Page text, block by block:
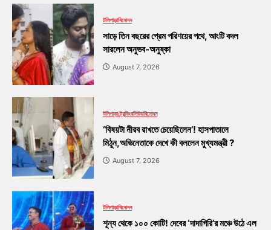
টলিপাড়াবিনোদন
সাড়ে তিন বছরের প্রেম পরিণয়ের পথে, আংটি বদল
সারলেন অনুভব-অনুষ্কা
August 7, 2026
টলিপাড়াট্রেন্ডিংবলিউডবিনোদন
‘বিষয়টা নীরব রাখতে চেয়েছিলেন’! হাসপাতালে
মিঠুন,অভিনেতাকে দেখে কী বললেন মুখ্যমন্ত্রী ?
August 7, 2026
টলিপাড়াবিনোদন
শূন্য থেকে ১০০ কোটি! দেবের ‘দাদাগিরি’র মঞ্চে উঠে এল